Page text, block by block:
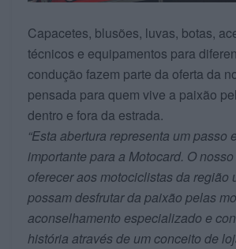
Capacetes, blusões, luvas, botas,
técnicos e equipamentos para
condução fazem parte da oferta da
pensada para quem vive a paixão
dentro e fora da estrada.
“Esta abertura representa um passo
importante para a Motocard. O
oferecer aos motociclistas da região
possam desfrutar da paixão pelas
aconselhamento especializado e
história através de um conceito de